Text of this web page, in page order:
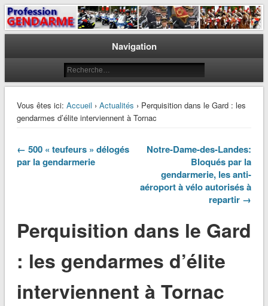
Profession Gendarme
Le journal des gendarmes
Navigation
Vous êtes ici: Accueil › Actualités › Perquisition dans le Gard : les
gendarmes d’élite interviennent à Tornac
← 500 « teufeurs » délogés
par la gendarmerie
Notre-Dame-des-Landes:
Bloqués par la
gendarmerie, les anti-
aéroport à vélo autorisés à
repartir →
Perquisition dans le Gard
: les gendarmes d’élite
interviennent à Tornac